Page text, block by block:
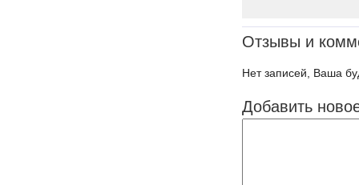
Отзывы и
Нет записей, Ваша
Добавить